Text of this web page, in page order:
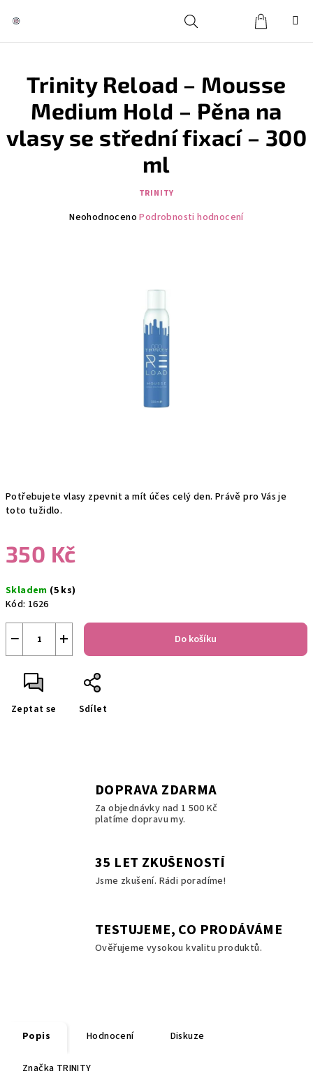
HledatPřihlášeníKošík
Potřebujete vlasy zpevnit a mít účes celý den. Právě pro Vás je
toto tužidlo.
350 Kč
cena:
Skladem (5 ks)
Kód: 1626
+
− Do košíku
Zeptat se Sdílet
Trinity Reload – Mousse
Medium Hold – Pěna na
vlasy se střední fixací – 300
ml
TRINITY
Průměrné
Neohodnoceno Podrobnosti hodnocení
DOPRAVA ZDARMA
Za objednávky nad 1 500 Kč
platíme dopravu my.
35 LET ZKUŠENOSTÍ
Jsme zkušení. Rádi poradíme!
TESTUJEME, CO PRODÁVÁME
Ověřujeme vysokou kvalitu produktů.
Popis Hodnocení Diskuze
Značka TRINITY